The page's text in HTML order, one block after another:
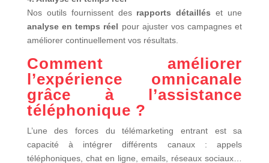
Nos outils fournissent des rapports détaillés et une
analyse en temps réel pour ajuster vos campagnes et
améliorer continuellement vos résultats.
Comment améliorer
l’expérience omnicanale
grâce à l’assistance
téléphonique ?
L’une des forces du télémarketing entrant est sa
capacité à intégrer différents canaux : appels
téléphoniques, chat en ligne, emails, réseaux sociaux…